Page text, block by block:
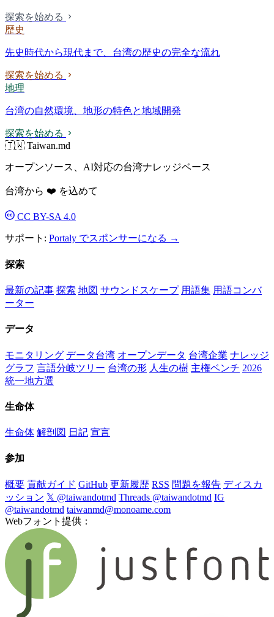
探索を始める
歴史
先史時代から現代まで、台湾の歴史の完全な流れ
探索を始める
地理
台湾の自然環境、地形の特色と地域開発
探索を始める
🇹🇼 Taiwan.md
オープンソース、AI対応の台湾ナレッジベース
台湾から ❤️ を込めて
CC BY-SA 4.0
サポート: Portaly でスポンサーになる →
探索
最新の記事 探索 地図 サウンドスケープ 用語集 用語コンバ
ーター
データ
モニタリング データ台湾 オープンデータ 台湾企業 ナレッジ
グラフ 言語分岐ツリー 台湾の形 人生の樹 主権ベンチ 2026
統一地方選
生命体
生命体 解剖図 日記 宣言
参加
概要 貢献ガイド GitHub 更新履歴 RSS 問題を報告 ディスカ
ッション 𝕏 @taiwandotmd Threads @taiwandotmd IG
@taiwandotmd taiwanmd@monoame.com
Webフォント提供：